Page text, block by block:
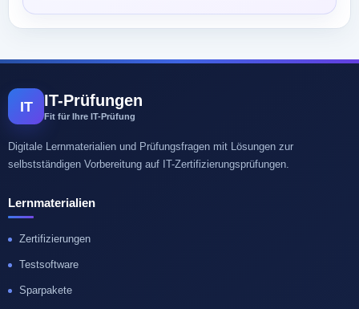
IT IT-Prüfungen
Fit für Ihre IT-Prüfung
Digitale Lernmaterialien und Prüfungsfragen mit Lösungen zur
selbstständigen Vorbereitung auf IT-Zertifizierungsprüfungen.
Lernmaterialien
Zertifizierungen
Testsoftware
Sparpakete